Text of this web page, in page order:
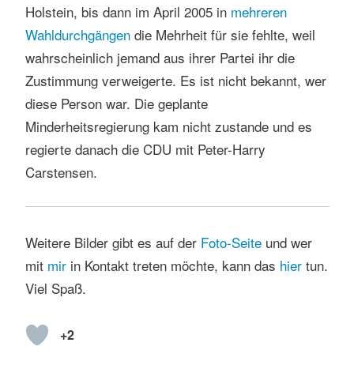
Holstein, bis dann im April 2005 in mehreren
Wahldurchgängendie Mehrheit für sie fehlte, weil
wahrscheinlich jemand aus ihrer Partei ihr die
Zustimmung verweigerte. Es ist nicht bekannt, wer
diese Person war. Die geplante
Minderheitsregierung kam nicht zustande und es
regierte danach die CDU mit Peter-Harry
Carstensen.
Weitere Bilder gibt es auf der Foto-Seiteund wer
mit mirin Kontakt treten möchte, kann das hiertun.
Viel Spaß.
+2